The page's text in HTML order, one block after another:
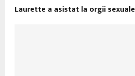
Laurette a asistat la orgii sexuale